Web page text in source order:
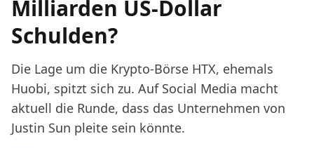
Milliarden US-Dollar
Schulden?
Die Lage um die Krypto-Börse HTX, ehemals
Huobi, spitzt sich zu. Auf Social Media macht
aktuell die Runde, dass das Unternehmen von
Justin Sun pleite sein könnte.